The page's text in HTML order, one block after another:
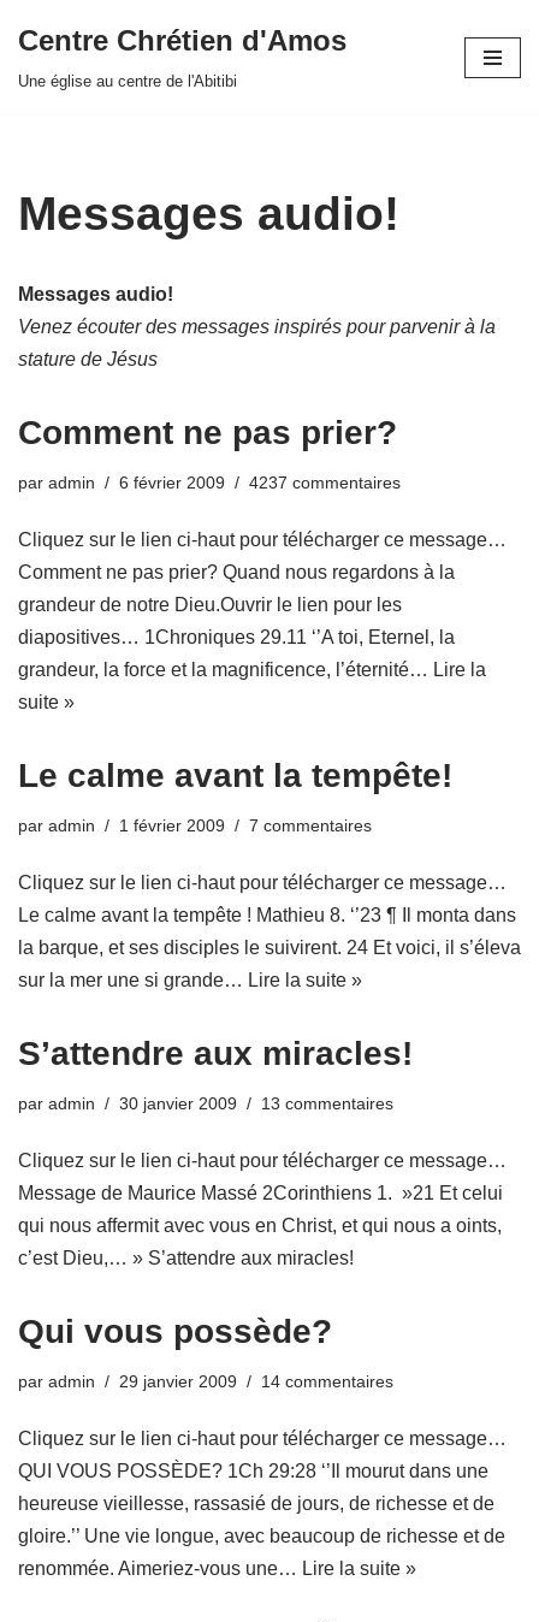
Centre Chrétien d'Amos
Une église au centre de l'Abitibi
Messages audio!
Messages audio!
Venez écouter des messages inspirés pour parvenir à la
stature de Jésus
Comment ne pas prier?
par admin 6 février 2009 4237 commentaires
Cliquez sur le lien ci-haut pour télécharger ce message…
Comment ne pas prier? Quand nous regardons à la
grandeur de notre Dieu.Ouvrir le lien pour les
diapositives… 1Chroniques 29.11 ‘’A toi, Eternel, la
grandeur, la force et la magnificence, l’éternité… Lire la
suite »
Le calme avant la tempête!
par admin 1 février 2009 7 commentaires
Cliquez sur le lien ci-haut pour télécharger ce message…
Le calme avant la tempête ! Mathieu 8. ‘’23 ¶ Il monta dans
la barque, et ses disciples le suivirent. 24 Et voici, il s’éleva
sur la mer une si grande… Lire la suite »
S’attendre aux miracles!
par admin 30 janvier 2009 13 commentaires
Cliquez sur le lien ci-haut pour télécharger ce message…
Message de Maurice Massé 2Corinthiens 1. »21 Et celui
qui nous affermit avec vous en Christ, et qui nous a oints,
c’est Dieu,… » S’attendre aux miracles!
Qui vous possède?
par admin 29 janvier 2009 14 commentaires
Cliquez sur le lien ci-haut pour télécharger ce message…
QUI VOUS POSSÈDE? 1Ch 29:28 ‘’Il mourut dans une
heureuse vieillesse, rassasié de jours, de richesse et de
gloire.’’ Une vie longue, avec beaucoup de richesse et de
renommée. Aimeriez-vous une… Lire la suite »